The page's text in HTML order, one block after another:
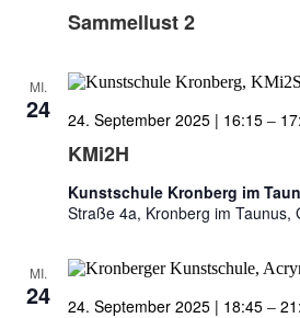
Sammellust 2
MI.
24
KMi2H
24. September 2025 | 16:15 –
Kunstschule Kronberg im
Straße 4a, Kronberg im Taunus,
MI.
24 24. September 2025 | 18:45 –